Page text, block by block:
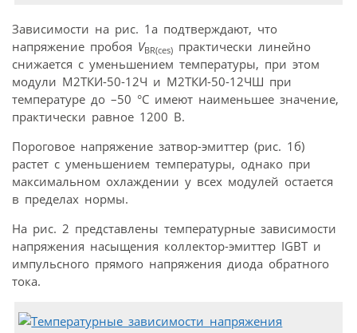
Зависимости на рис. 1а подтверждают, что
напряжение пробоя VBR(ces) практически линейно
снижается c уменьшением температуры, при этом
модули М2ТКИ-50-12Ч и М2ТКИ-50-12ЧШ при
температуре до –50 °C имеют наименьшее значение,
практически равное 1200 В.
Пороговое напряжение затвор-эмиттер (рис. 1б)
растет с уменьшением температуры, однако при
максимальном охлаждении у всех модулей остается
в пределах нормы.
На рис. 2 представлены температурные зависимости
напряжения насыщения коллектор-эмиттер IGBT и
импульсного прямого напряжения диода обратного
тока.